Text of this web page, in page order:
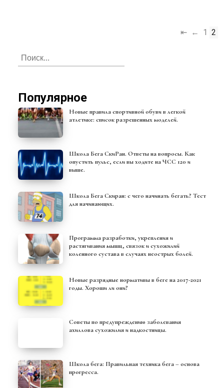
⇤ ← 1 2
Популярное
Новые правила спортивной обуви в легкой
атлетике: список разрешенных моделей.
Школа Бега СкиРан. Ответы на вопросы. Как
опустить пульс, если вы ходите на ЧСС 120 и
выше.
Школа Бега Скиран: с чего начинать бегать? Тест
для начинающих.
Программа разработки, укрепления и
растягивания мышц, связок и сухожилий
коленного сустава в случаях неострых болей.
Новые разрядные нормативы в беге на 2017-2021
годы. Хороши ли они?
Советы по предупреждению заболевания
ахиллова сухожилия и надкостницы.
Школа бега: Правильная техника бега – основа
прогресса.